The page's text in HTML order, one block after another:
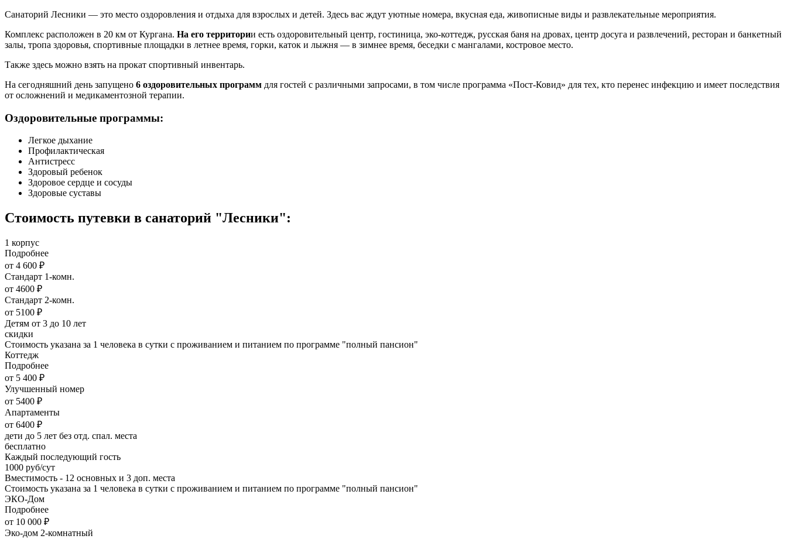
Санаторий Лесники — это место оздоровления и отдыха для взрослых и детей. Здесь вас ждут уютные номера, вкусная еда, живописные виды и развлекательные мероприятия.
Комплекс расположен в 20 км от Кургана. На его территории есть оздоровительный центр, гостиница, эко-коттедж, русская баня на дровах, центр досуга и развлечений, ресторан и банкетный
залы, тропа здоровья, спортивные площадки в летнее время, горки, каток и лыжня — в зимнее время, беседки с мангалами, костровое место.
Также здесь можно взять на прокат спортивный инвентарь.
На сегодняшний день запущено 6 оздоровительных программ для гостей с различными запросами, в том числе программа «Пост-Ковид» для тех, кто перенес инфекцию и имеет последствия
от осложнений и медикаментозной терапии.
Оздоровительные программы:
Легкое дыхание
Профилактическая
Антистресс
Здоровый ребенок
Здоровое сердце и сосуды
Здоровые суставы
Стоимость путевки в санаторий "Лесники":
1 корпус
Подробнее
от 4 600 ₽
Стандарт 1-комн.
от 4600 ₽
Стандарт 2-комн.
от 5100 ₽
Детям от 3 до 10 лет
скидки
Стоимость указана за 1 человека в сутки с проживанием и питанием по программе "полный пансион"
Коттедж
Подробнее
от 5 400 ₽
Улучшенный номер
от 5400 ₽
Апартаменты
от 6400 ₽
дети до 5 лет без отд. спал. места
бесплатно
Каждый последующий гость
1000 руб/сут
Вместимость - 12 основных и 3 доп. места
Стоимость указана за 1 человека в сутки с проживанием и питанием по программе "полный пансион"
ЭКО-Дом
Подробнее
от 10 000 ₽
Эко-дом 2-комнатный